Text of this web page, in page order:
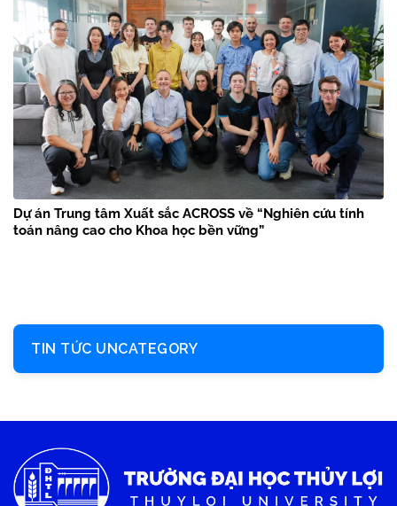
Dự án Trung tâm Xuất sắc ACROSS về “Nghiên cứu tính
toán nâng cao cho Khoa học bền vững”
TIN TỨC UNCATEGORY